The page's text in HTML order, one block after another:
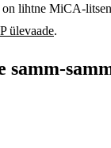
on lihtne MiCA-
ülevaade.
samm-